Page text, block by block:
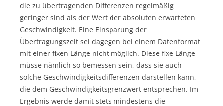
die zu übertragenden Differenzen regelmäßig
geringer sind als der Wert der absoluten erwarteten
Geschwindigkeit. Eine Einsparung der
Übertragungszeit sei dagegen bei einem Datenformat
mit einer fixen Länge nicht möglich. Diese fixe Länge
müsse nämlich so bemessen sein, dass sie auch
solche Geschwindigkeitsdifferenzen darstellen kann,
die dem Geschwindigkeitsgrenzwert entsprechen. Im
Ergebnis werde damit stets mindestens die